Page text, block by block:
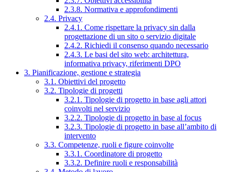
2.3.8. Normativa e approfondimenti
2.4. Privacy
2.4.1. Come rispettare la privacy sin dalla
progettazione di un sito o servizio digitale
2.4.2. Richiedi il consenso quando necessario
2.4.3. Le basi del sito web: architettura,
informativa privacy, riferimenti DPO
3. Pianificazione, gestione e strategia
3.1. Obiettivi del progetto
3.2. Tipologie di progetti
3.2.1. Tipologie di progetto in base agli attori
coinvolti nel servizio
3.2.2. Tipologie di progetto in base al focus
3.2.3. Tipologie di progetto in base all’ambito di
intervento
3.3. Competenze, ruoli e figure coinvolte
3.3.1. Coordinatore di progetto
3.3.2. Definire ruoli e responsabilità